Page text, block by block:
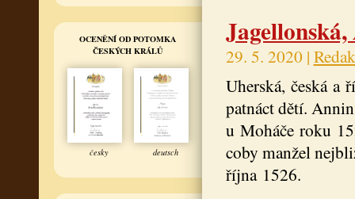
OCENĚNÍ OD POTOMKA
ČESKÝCH KRÁLŮ
česky deutsch
29. 5. 2020 |
Uherská, česká a
patnáct dětí.
u Moháče roku
coby manžel
října 1526.